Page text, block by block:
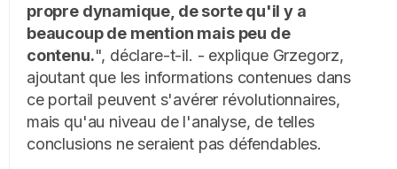
propre dynamique, de sorte qu'il y a
beaucoup de mention mais peu de
contenu.", déclare-t-il. - explique Grzegorz,
ajoutant que les informations contenues dans
ce portail peuvent s'avérer révolutionnaires,
mais qu'au niveau de l'analyse, de telles
conclusions ne seraient pas défendables.